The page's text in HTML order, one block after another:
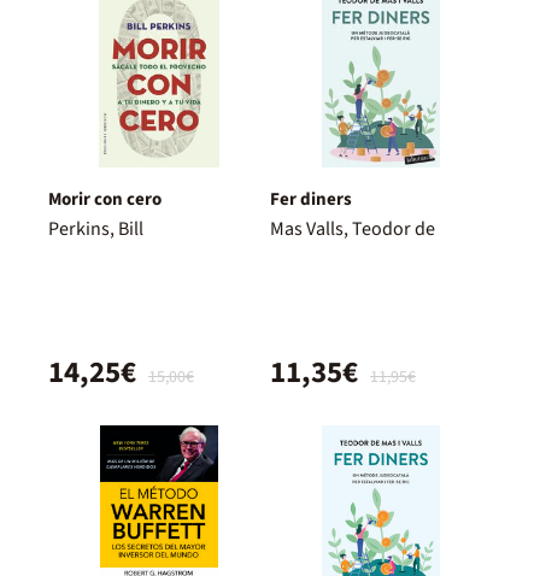
Morir con cero
Perkins, Bill
15,00€
14,25€
Fer diners
Mas Valls, Teodor de
11,95€
11,35€